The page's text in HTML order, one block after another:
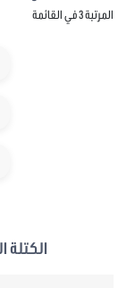
المرتبة 3 في القائمة
الكتلة